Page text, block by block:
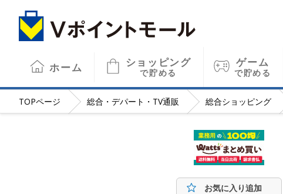
ホーム ショッピング
で貯める
ゲーム
で貯める
TOPページ 総合・デパート・TV通販 総合ショッピング
お気に入り追加